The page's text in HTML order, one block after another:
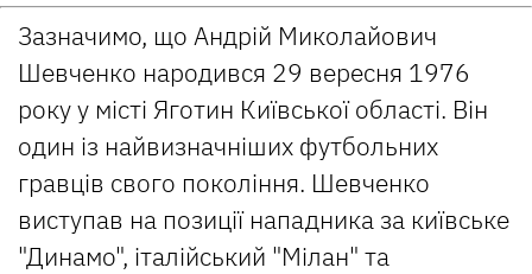
Зазначимо, що Андрій Миколайович
Шевченко народився 29 вересня 1976
року у місті Яготин Київської області. Він
один із найвизначніших футбольних
гравців свого покоління. Шевченко
виступав на позиції нападника за київське
"Динамо", італійський "Мілан" та